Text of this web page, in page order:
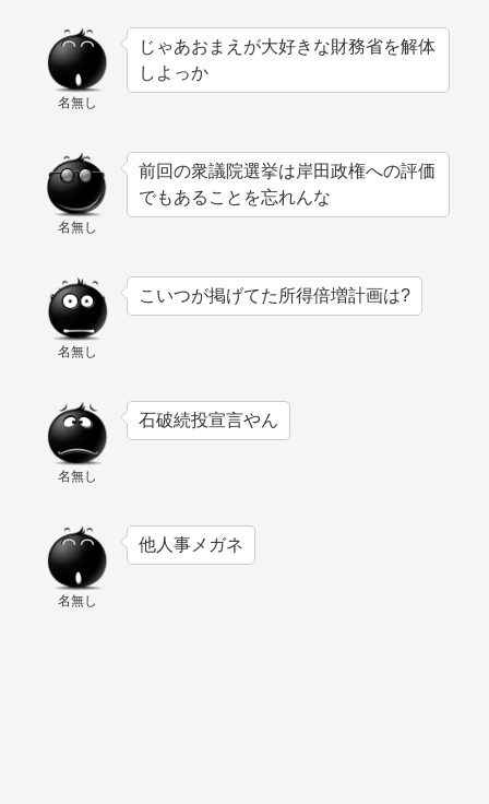
名無し
じゃあおまえが大好きな財務省を解体
しよっか
名無し
前回の衆議院選挙は岸田政権への評価
でもあることを忘れんな
名無し
こいつが掲げてた所得倍増計画は?
名無し
石破続投宣言やん
名無し
他人事メガネ